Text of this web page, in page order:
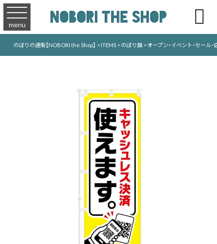
menu 
のぼりの通販【NOBORI the Shop】 >ITEMS>のぼり旗>オープン・イベント・セール・